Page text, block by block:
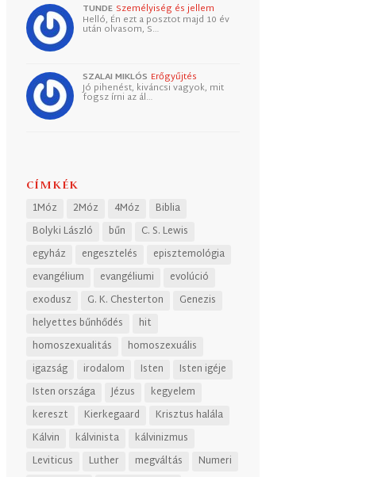
TUNDE Személyiség és jellem
Helló, Én ezt a posztot majd 10 év
után olvasom, S…
SZALAI MIKLÓS Erőgyűjtés
Jó pihenést, kiváncsi vagyok, mit
fogsz írni az ál…
CÍMKÉK
1Móz 2Móz 4Móz
Biblia
Bolyki László
bűn
C. S. Lewis
egyház
engesztelés
episztemológia
evangélium
evangéliumi
evolúció
exodusz
G. K. Chesterton
Genezis
helyettes bűnhődés
hit
homoszexualitás
homoszexuális
igazság
irodalom Isten
Isten igéje
Isten országa
Jézus
kegyelem
kereszt
Kierkegaard
Krisztus halála
Kálvin
kálvinista
kálvinizmus
Leviticus
Luther megváltás
Numeri